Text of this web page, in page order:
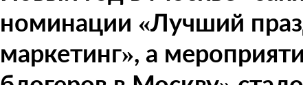
номинации «Лучший
маркетинг», а